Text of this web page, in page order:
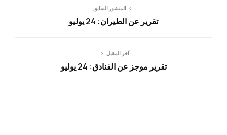
المنشور السابق
تقرير عن الطيران: 24 يوليو
آخر المقبل
تقرير موجز عن الفنادق: 24 يوليو